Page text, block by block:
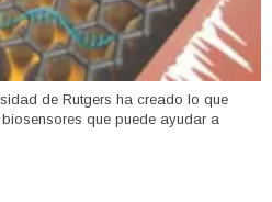
de Rutgers ha creado lo que
que puede ayudar a